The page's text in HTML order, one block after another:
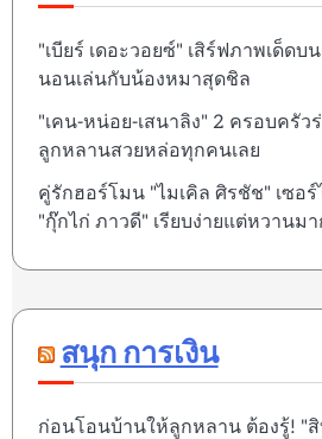
"เบียร์ เดอะวอยซ์" เสิร์ฟภาพเด็ดบ
นอนเล่นกับน้องหมาสุดชิล
"เคน-หน่อย-เสนาลิง" 2 ครอบครัว
ลูกหลานสวยหล่อทุกคนเลย
คู่รักฮอร์โมน "ไมเคิล ศิรชัช" เซอ
"กุ๊กไก่ ภาวดี" เรียบง่ายแต่หวานมา
สนุก การเงิน
ก่อนโอนบ้านให้ลูกหลาน ต้องรู้! "